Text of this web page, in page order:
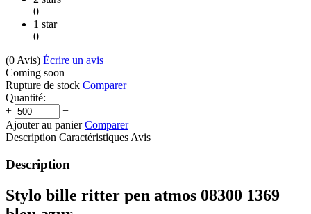
0
1 star
0
(0 Avis) Écrire un avis
Coming soon
Rupture de stock Comparer
Quantité:
+
−
Ajouter au panier Comparer
Description Caractéristiques Avis
Description
Stylo bille ritter pen atmos 08300 1369